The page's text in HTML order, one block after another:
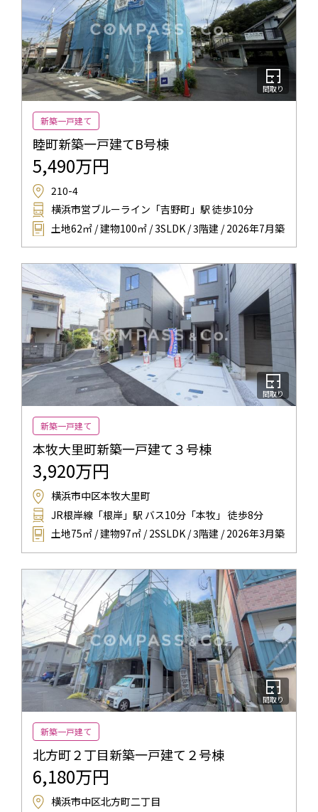
間取り
新築一戸建て
睦町新築一戸建てB号棟
5,490万円
210-4
横浜市営ブルーライン「吉野町」駅 徒歩10分
土地62㎡ / 建物100㎡ / 3SLDK / 3階建 / 2026年7月築
間取り
新築一戸建て
本牧大里町新築一戸建て３号棟
3,920万円
横浜市中区本牧大里町
JR根岸線「根岸」駅 バス10分「本牧」 徒歩8分
土地75㎡ / 建物97㎡ / 2SSLDK / 3階建 / 2026年3月築
間取り
新築一戸建て
北方町２丁目新築一戸建て２号棟
6,180万円
横浜市中区北方町二丁目